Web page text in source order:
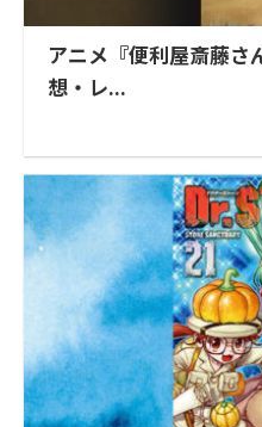
アニメ『便利屋斎藤さ
想・レ...